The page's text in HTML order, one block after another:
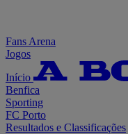
Fans Arena
Jogos
Início
Benfica
Sporting
FC Porto
Resultados e Classificações